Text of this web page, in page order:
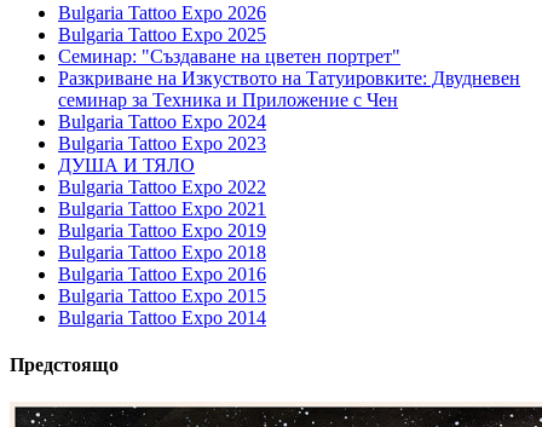
Bulgaria Tattoo Expo 2026
Bulgaria Tattoo Expo 2025
Семинар: "Създаване на цветен портрет"
Разкриване на Изкуството на Татуировките: Двудневен
семинар за Техника и Приложение с Чен
Bulgaria Tattoo Expo 2024
Bulgaria Tattoo Expo 2023
ДУША И ТЯЛО
Bulgaria Tattoo Expo 2022
Bulgaria Tattoo Expo 2021
Bulgaria Tattoo Expo 2019
Bulgaria Tattoo Expo 2018
Bulgaria Tattoo Expo 2016
Bulgaria Tattoo Expo 2015
Bulgaria Tattoo Expo 2014
Предстоящо